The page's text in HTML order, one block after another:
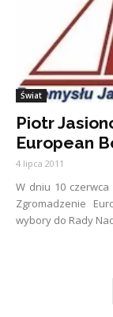
Świat
Piotr
European
4 lipca 2011
W dniu 10
Zgromadzenie
wybory do Rady